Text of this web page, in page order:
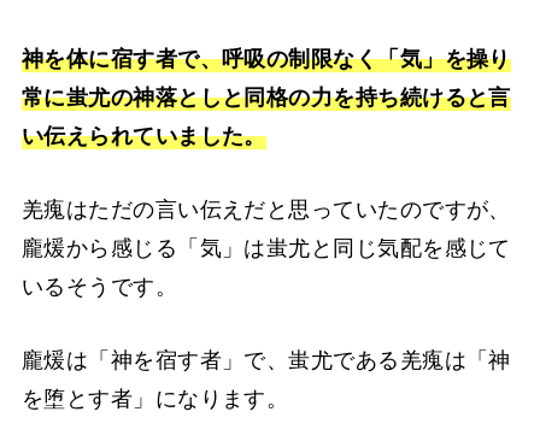
神を体に宿す者で、呼吸の制限なく「気」を操り
常に蚩尤の神落としと同格の力を持ち続けると言
い伝えられていました。
羌瘣はただの言い伝えだと思っていたのですが、
龐煖から感じる「気」は蚩尤と同じ気配を感じて
いるそうです。
龐煖は「神を宿す者」で、蚩尤である羌瘣は「神
を堕とす者」になります。